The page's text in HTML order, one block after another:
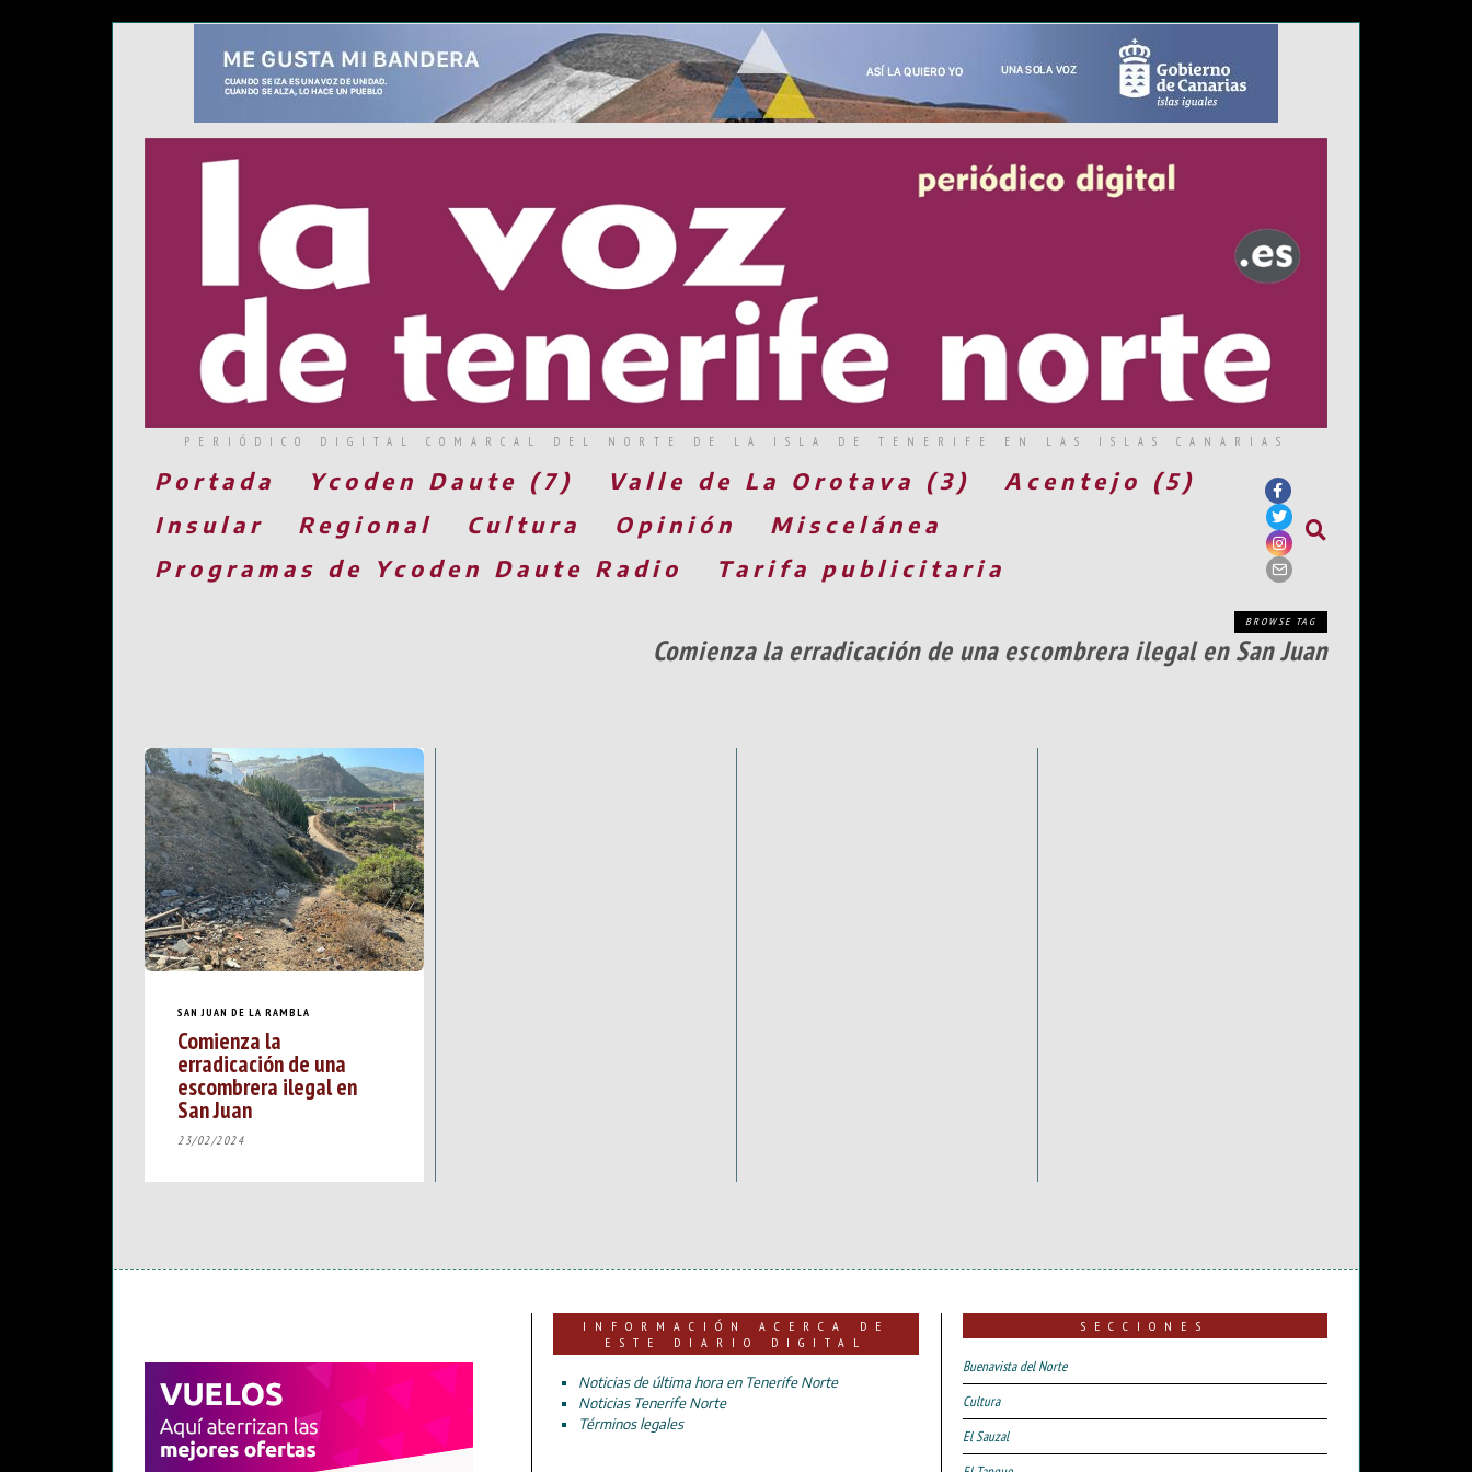
PERIÓDICO DIGITAL COMARCAL DEL NORTE DE LA ISLA DE TENERIFE EN LAS ISLAS CANARIAS
Portada Ycoden Daute (7) Valle de La Orotava (3)
Acentejo (5)
Insular
Regional Cultura Opinión
Miscelánea
Programas de Ycoden Daute Radio
Tarifa publicitaria
BROWSE TAG
Comienza la erradicación de una escombrera ilegal en San Juan
SAN JUAN DE LA RAMBLA
Comienza la
erradicación de una
escombrera ilegal en
San Juan
23/02/2024
INFORMACIÓN ACERCA DE
ESTE DIARIO DIGITAL
Noticias de última hora en Tenerife Norte
Noticias Tenerife Norte
Términos legales
SECCIONES
Buenavista del Norte
Cultura
El Sauzal